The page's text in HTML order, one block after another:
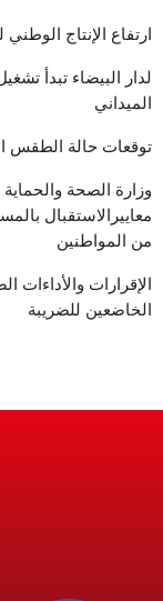
ارتفاع الإنتاج الوطني للطاقة
لدار البيضاء تبدأ
الميداني
توقعات حالة الطقس البوم
وزارة الصحة
معاييرالاستقبال
من المواطنين
الخاضعين للضريبة